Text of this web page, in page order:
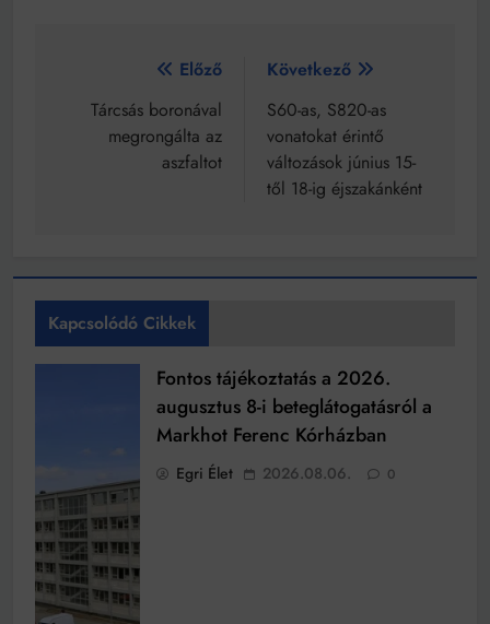
Bejegyzés
navigáció
Előző
Tárcsás boronával
megrongálta az
aszfaltot
Következő
S60-as, S820-as
vonatokat érintő
változások június 15-
től 18-ig éjszakánként
Kapcsolódó Cikkek
Fontos tájékoztatás a 2026.
augusztus 8-i beteglátogatásról a
Markhot Ferenc Kórházban
Egri Élet 2026.08.06. 0